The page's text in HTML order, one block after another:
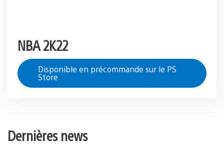
NBA 2K22
Disponible en précommande sur le PS
Store
Dernières news